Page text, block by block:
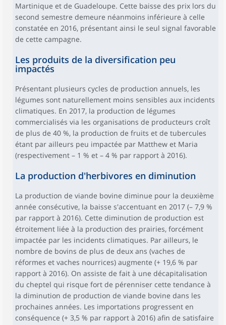
Martinique et de Guadeloupe. Cette baisse des prix lors du
second semestre demeure néanmoins inférieure à celle
constatée en 2016, présentant ainsi le seul signal favorable
de cette campagne.
Les produits de la diversification peu
impactés
Présentant plusieurs cycles de production annuels, les
légumes sont naturellement moins sensibles aux incidents
climatiques. En 2017, la production de légumes
commercialisés via les organisations de producteurs croît
de plus de 40 %, la production de fruits et de tubercules
étant par ailleurs peu impactée par Matthew et Maria
(respectivement – 1 % et – 4 % par rapport à 2016).
La production d'herbivores en diminution
La production de viande bovine diminue pour la deuxième
année consécutive, la baisse s'accentuant en 2017 (– 7,9 %
par rapport à 2016). Cette diminution de production est
étroitement liée à la production des prairies, forcément
impactée par les incidents climatiques. Par ailleurs, le
nombre de bovins de plus de deux ans (vaches de
réformes et vaches nourrices) augmente (+ 19,6 % par
rapport à 2016). On assiste de fait à une décapitalisation
du cheptel qui risque fort de pérenniser cette tendance à
la diminution de production de viande bovine dans les
prochaines années. Les importations progressent en
conséquence (+ 3,5 % par rapport à 2016) afin de satisfaire